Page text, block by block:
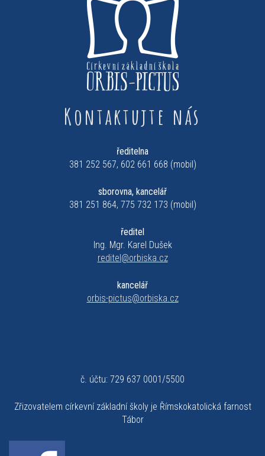
Kontaktujte nás
ředitelna
381 252 567, 602 661 668 (mobil)
sborovna, kancelář
381 251 864, 775 732 173 (mobil)
ředitel
Ing. Mgr. Karel Dušek
reditel@orbiska.cz
kancelář
orbis-pictus@orbiska.cz
č. účtu: 729 637 0001/5500
Zřizovatelem církevní základní školy je Římskokatolická farnost
Tábor